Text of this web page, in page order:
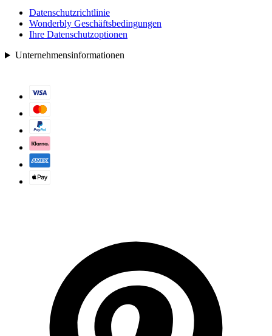
Datenschutzrichtlinie
Wonderbly Geschäftsbedingungen
Ihre Datenschutzoptionen
Unternehmensinformationen